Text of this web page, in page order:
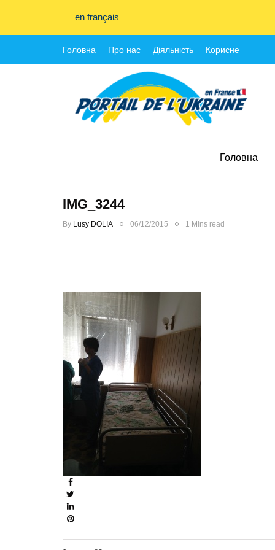
en français
Головна Про нас Діяльність Корисне
Головна
IMG_3244
By Lusy DOLIA 06/12/2015 1 Mins read